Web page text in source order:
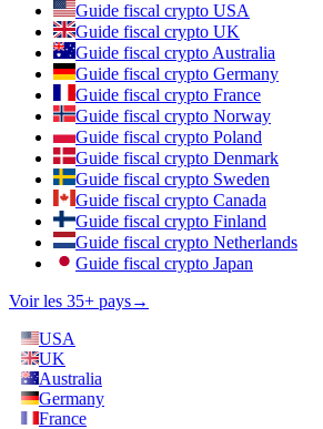
Guide fiscal crypto USA
Guide fiscal crypto UK
Guide fiscal crypto Australia
Guide fiscal crypto Germany
Guide fiscal crypto France
Guide fiscal crypto Norway
Guide fiscal crypto Poland
Guide fiscal crypto Denmark
Guide fiscal crypto Sweden
Guide fiscal crypto Canada
Guide fiscal crypto Finland
Guide fiscal crypto Netherlands
Guide fiscal crypto Japan
Voir les 35+ pays→
USA
UK
Australia
Germany
France